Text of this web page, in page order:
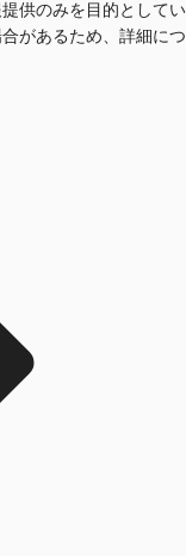
供のみを目的としてい
があるため、詳細につ